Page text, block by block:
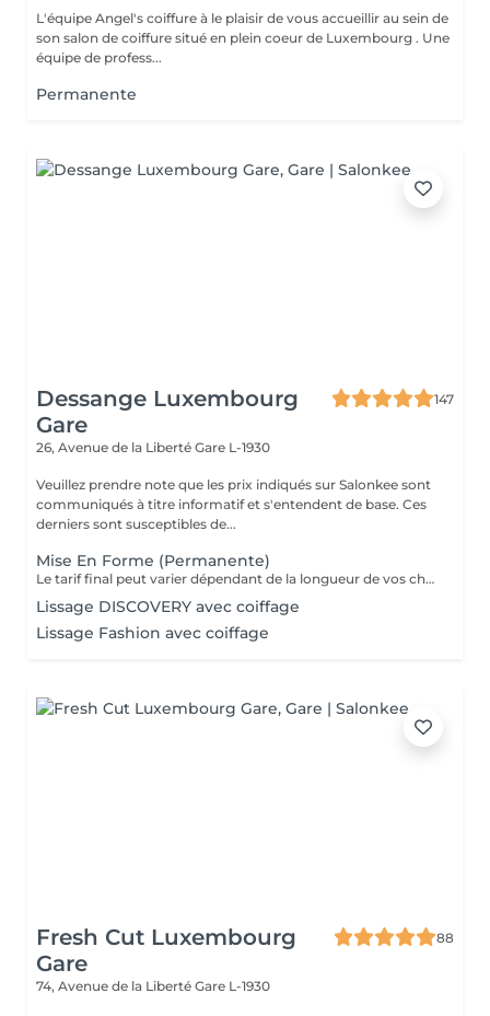
L'équipe Angel's coiffure à le plaisir de vous accueillir au sein de
son salon de coiffure situé en plein coeur de Luxembourg . Une
équipe de profess...
Permanente
Dessange Luxembourg
Gare
147
26, Avenue de la Liberté Gare L-1930
Veuillez prendre note que les prix indiqués sur Salonkee sont
communiqués à titre informatif et s'entendent de base. Ces
derniers sont susceptibles de...
Mise En Forme (Permanente)
Le tarif final peut varier dépendant de la longueur de vos cheveux ainsi que des soins et produits utilisés.
Lissage DISCOVERY avec coiffage
Lissage Fashion avec coiffage
Fresh Cut Luxembourg
Gare
88
74, Avenue de la Liberté Gare L-1930